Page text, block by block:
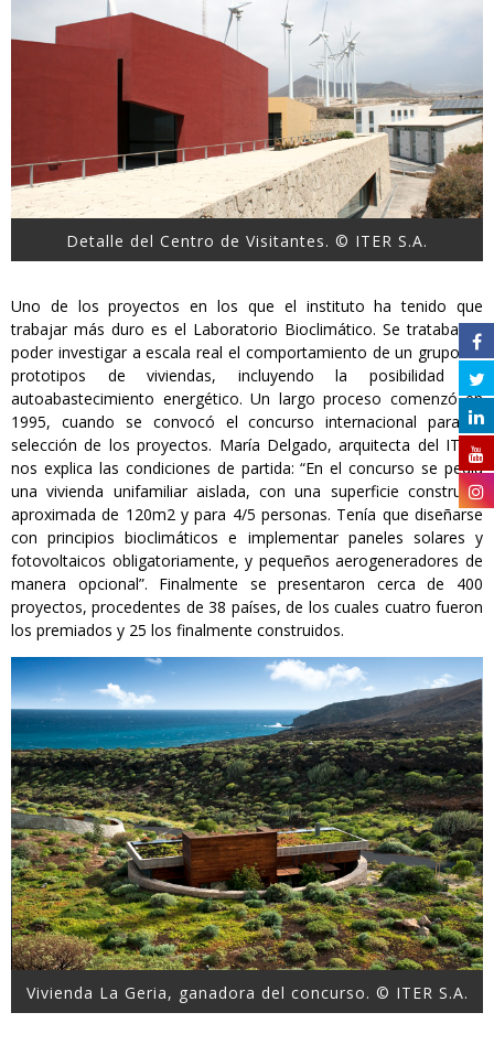
Detalle del Centro de Visitantes. © ITER S.A.
Uno de los proyectos en los que el instituto ha tenido que
trabajar más duro es el Laboratorio Bioclimático. Se trataba de
poder investigar a escala real el comportamiento de un grupo de
prototipos de viviendas, incluyendo la posibilidad de
autoabastecimiento energético. Un largo proceso comenzó en
1995, cuando se convocó el concurso internacional para la
selección de los proyectos. María Delgado, arquitecta del ITER,
nos explica las condiciones de partida: “En el concurso se pedía
una vivienda unifamiliar aislada, con una superficie construida
aproximada de 120m2 y para 4/5 personas. Tenía que diseñarse
con principios bioclimáticos e implementar paneles solares y
fotovoltaicos obligatoriamente, y pequeños aerogeneradores de
manera opcional”. Finalmente se presentaron cerca de 400
proyectos, procedentes de 38 países, de los cuales cuatro fueron
los premiados y 25 los finalmente construidos.
Vivienda La Geria, ganadora del concurso. © ITER S.A.